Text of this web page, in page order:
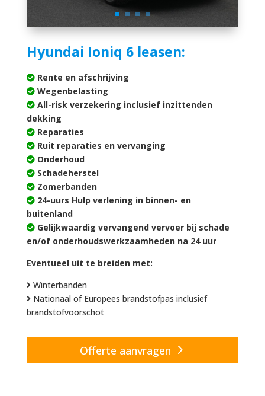
Hyundai Ioniq 6 leasen:
Rente en afschrijving
Wegenbelasting
All-risk verzekering inclusief inzittenden
dekking
Reparaties
Ruit reparaties en vervanging
Onderhoud
Schadeherstel
Zomerbanden
24-uurs Hulp verlening in binnen- en
buitenland
Gelijkwaardig vervangend vervoer bij schade
en/of onderhoudswerkzaamheden na 24 uur
Eventueel uit te breiden met:
Winterbanden
Nationaal of Europees brandstofpas inclusief
brandstofvoorschot
Offerte aanvragen